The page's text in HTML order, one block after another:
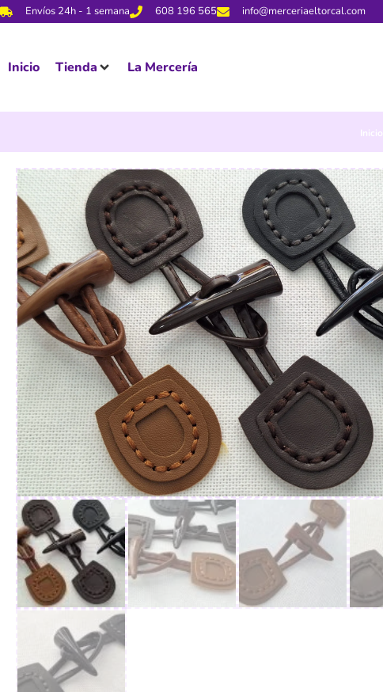
Envíos 24h - 1 semana 608 196 565 info@merceriaeltorcal.com
Inicio Tienda La Mercería
Inicio